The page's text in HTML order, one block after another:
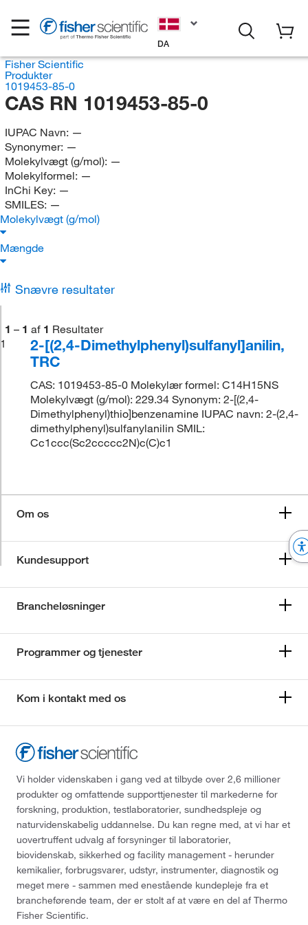
DA
Fisher Scientific
Produkter
1019453-85-0
CAS RN 1019453-85-0
IUPAC Navn: —
Synonymer: —
Molekylvægt (g/mol): —
Molekylformel: —
InChi Key: —
SMILES: —
Molekylvægt (g/mol)
Mængde
Snævre resultater
1 – 1 af 1 Resultater
1
2-[(2,4-Dimethylphenyl)sulfanyl]anilin,
TRC
CAS: 1019453-85-0 Molekylær formel: C14H15NS
Molekylvægt (g/mol): 229.34 Synonym: 2-[(2,4-
Dimethylphenyl)thio]benzenamine IUPAC navn: 2-(2,4-
dimethylphenyl)sulfanylanilin SMIL:
Cc1ccc(Sc2ccccc2N)c(C)c1
Om os
Kundesupport
Brancheløsninger
Programmer og tjenester
Kom i kontakt med os
Vi holder videnskaben i gang ved at tilbyde over 2,6 millioner
produkter og omfattende supporttjenester til markederne for
forskning, produktion, testlaboratorier, sundhedspleje og
naturvidenskabelig uddannelse. Du kan regne med, at vi har et
uovertruffent udvalg af forsyninger til laboratorier,
biovidenskab, sikkerhed og facility management - herunder
kemikalier, forbrugsvarer, udstyr, instrumenter, diagnostik og
meget mere - sammen med enestående kundepleje fra et
brancheførende team, der er stolt af at være en del af Thermo
Fisher Scientific.